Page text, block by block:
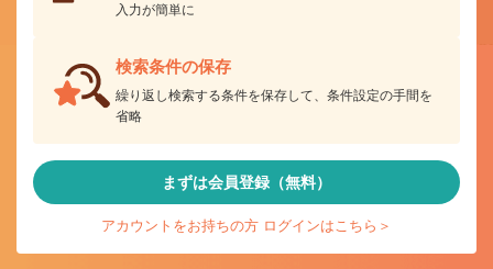
入力が簡単に
検索条件の保存
繰り返し検索する条件を保存して、条件設定の手間を
省略
まずは会員登録（無料）
アカウントをお持ちの方 ログインはこちら＞